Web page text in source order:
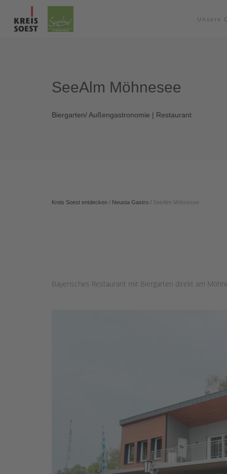
Unsere
SeeAlm Möhnesee
Biergarten/ Außengastronomie | Restaurant
Kreis Soest entdecken / Neusta Gastro / SeeAlm Möhnesee
Bayerisches Restaurant mit Biergarten direkt am